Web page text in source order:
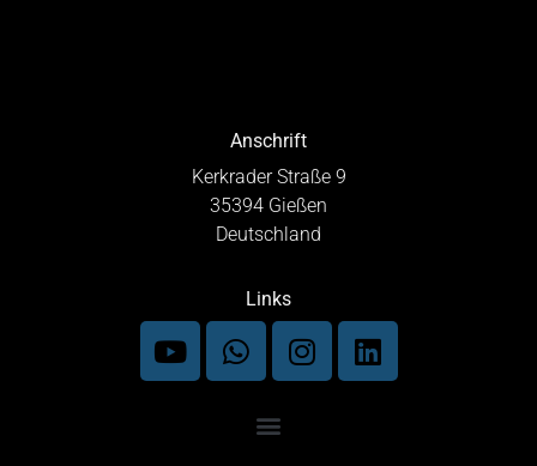
Anschrift
Kerkrader Straße 9
35394 Gießen
Deutschland
Links